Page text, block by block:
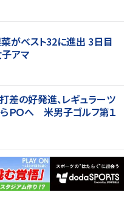
がベスト32に進出 3日目
アマ
差の好発進、レギュラーツ
ＰＯへ 米男子ゴルフ第１